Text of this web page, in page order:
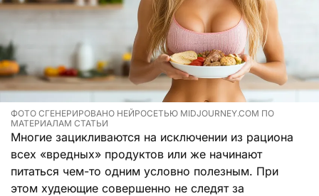
ФОТО СГЕНЕРИРОВАНО НЕЙРОСЕТЬЮ MIDJOURNEY.COM ПО
МАТЕРИАЛАМ СТАТЬИ
Многие зацикливаются на исключении из рациона
всех «вредных» продуктов или же начинают
питаться чем-то одним условно полезным. При
этом худеющие совершенно не следят за